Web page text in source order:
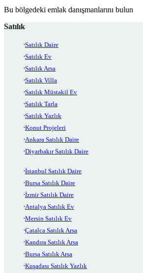
Bu bölgedeki emlak danışmanlarını bulun
Satılık
Satılık Daire
Satılık Ev
Satılık Arsa
Satılık Villa
Satılık Müstakil Ev
Satılık Tarla
Satılık Yazlık
Konut Projeleri
Ankara Satılık Daire
Diyarbakır Satılık Daire
İstanbul Satılık Daire
Bursa Satılık Daire
İzmir Satılık Daire
Antalya Satılık Ev
Mersin Satılık Ev
Çatalca Satılık Arsa
Kandıra Satılık Arsa
Bursa Satılık Arsa
Kuşadası Satılık Yazlık